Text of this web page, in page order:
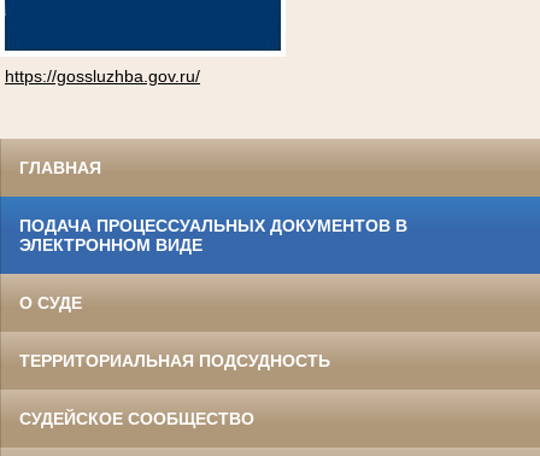
https://gossluzhba.gov.ru/
ГЛАВНАЯ
ПОДАЧА ПРОЦЕССУАЛЬНЫХ ДОКУМЕНТОВ В
ЭЛЕКТРОННОМ ВИДЕ
О СУДЕ
ТЕРРИТОРИАЛЬНАЯ ПОДСУДНОСТЬ
СУДЕЙСКОЕ СООБЩЕСТВО